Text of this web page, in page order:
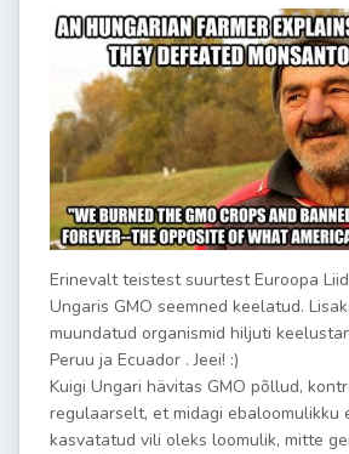
Erinevalt teistest suurtest Euroopa
Ungaris GMO seemned keelatud.
muundatud organismid hiljuti
Peruu ja Ecuador . Jeei! :)
Kuigi Ungari hävitas GMO põllud,
regulaarselt, et midagi ebaloomulikku
kasvatatud vili oleks loomulik, mitte